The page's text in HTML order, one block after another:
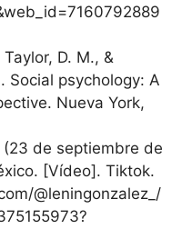
D. M., &
Social psychology: A
Nueva York,
de septiembre de
[Vídeo]. Tiktok.
@leningonzalez_/